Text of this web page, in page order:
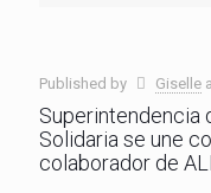
Published by Giselle
Superintendencia
Solidaria se une
colaborador de